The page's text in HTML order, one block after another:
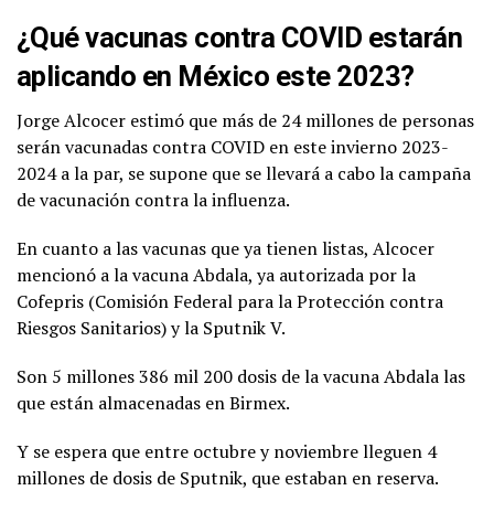
¿Qué vacunas contra COVID estarán
aplicando en México este 2023?
Jorge Alcocer estimó que más de 24 millones de personas
serán vacunadas contra COVID en este invierno 2023-
2024 a la par, se supone que se llevará a cabo la campaña
de vacunación contra la influenza.
En cuanto a las vacunas que ya tienen listas, Alcocer
mencionó a la vacuna Abdala, ya autorizada por la
Cofepris (Comisión Federal para la Protección contra
Riesgos Sanitarios) y la Sputnik V.
Son 5 millones 386 mil 200 dosis de la vacuna Abdala las
que están almacenadas en Birmex.
Y se espera que entre octubre y noviembre lleguen 4
millones de dosis de Sputnik, que estaban en reserva.